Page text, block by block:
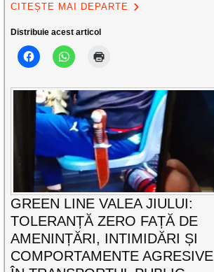
CITEȘTE MAI DEPARTE
Distribuie acest articol
GREEN LINE VALEA JIULUI:
TOLERANȚĂ ZERO FAȚĂ DE
AMENINȚĂRI, INTIMIDĂRI ȘI
COMPORTAMENTE AGRESIVE